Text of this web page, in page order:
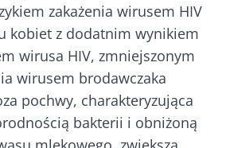
zakażenia wirusem HIV
kobiet z dodatnim wynikiem
wirusa HIV, zmniejszonym
wirusem brodawczaka
pochwy, charakteryzująca
bakterii i obniżoną